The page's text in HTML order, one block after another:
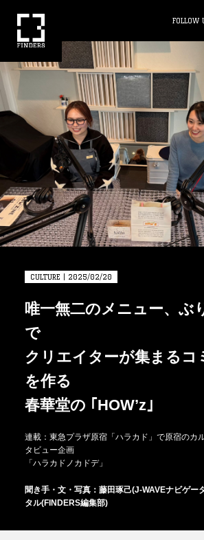
FOLLOW
CULTURE | 2025/02/20
唯一無二のメニュー、ぶ
で
クリエイターが集まるコ
を作る
春華堂の ｢HOW’z｣
連載：東急プラザ原宿「ハラカド」で原宿のカ
タビュー企画
「ハラカドノカドデ」
聞き手・文・写真：藤田琢己(J-WAVEナビゲー
タル(FINDERS編集部)